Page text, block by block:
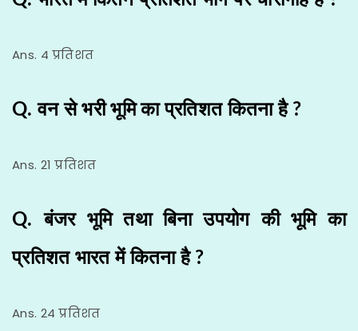
Ans. 4 प्रतिशत
Q. वन से भरी भूमि का प्रतिशत कितना है ?
Ans. 21 प्रतिशत
Q. बंजर भूमि तथा बिना उपयोग की भूमि का
प्रतिशत भारत में कितना है ?
Ans. 24 प्रतिशत